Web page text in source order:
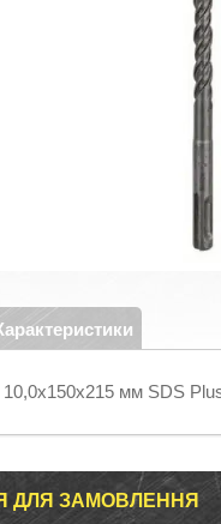
мм SDS
ДЛЯ ЗАМОВЛЕННЯ